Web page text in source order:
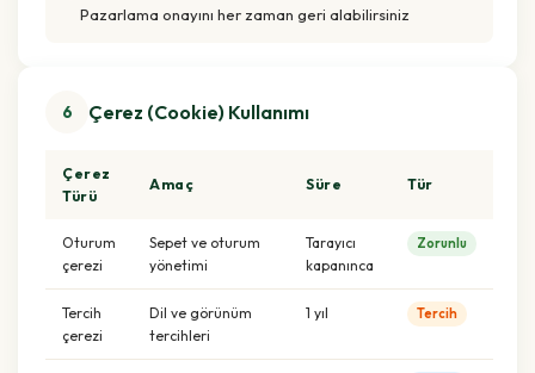
Pazarlama onayını her zaman geri alabilirsiniz
6 Çerez (Cookie) Kullanımı
Çerez
Türü
Amaç Süre Tür
Oturum
çerezi
Sepet ve oturum
yönetimi
Tarayıcı
kapanınca
Zorunlu
Tercih
çerezi
Dil ve görünüm
tercihleri
1 yıl Tercih